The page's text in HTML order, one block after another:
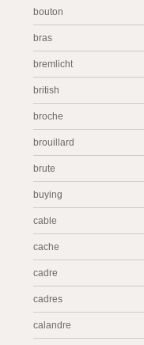
bouton
bras
bremlicht
british
broche
brouillard
brute
buying
cable
cache
cadre
cadres
calandre